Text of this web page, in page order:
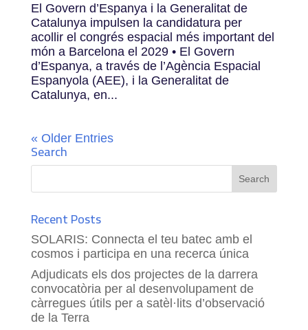
El Govern d’Espanya i la Generalitat de
Catalunya impulsen la candidatura per
acollir el congrés espacial més important del
món a Barcelona el 2029 • El Govern
d’Espanya, a través de l’Agència Espacial
Espanyola (AEE), i la Generalitat de
Catalunya, en...
« Older Entries
Search
Recent Posts
SOLARIS: Connecta el teu batec amb el
cosmos i participa en una recerca única
Adjudicats els dos projectes de la darrera
convocatòria per al desenvolupament de
càrregues útils per a satèl·lits d’observació
de la Terra